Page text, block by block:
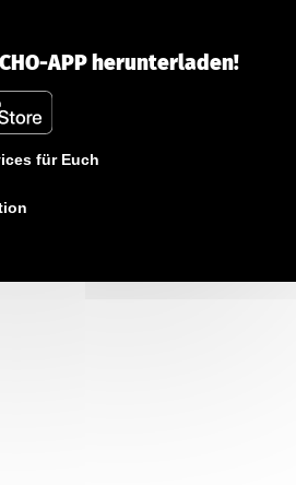
APP herunterladen!
für Euch